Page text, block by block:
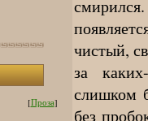
[Проза]
чистый,
за
слишком
без